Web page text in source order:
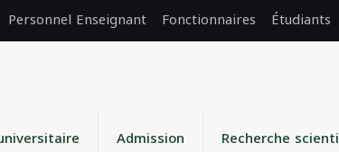
Personnel Enseignant Fonctionnaires Étudiants
Admission Recherche